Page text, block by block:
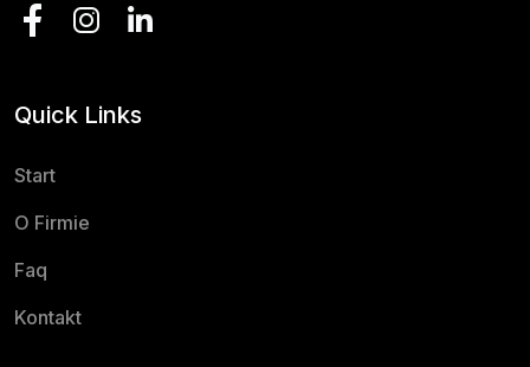
Quick Links
Start
O Firmie
Faq
Kontakt